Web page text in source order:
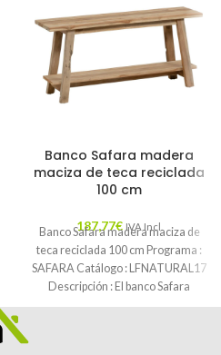
Banco Safara madera
maciza de teca reciclada
100 cm
187,77€ IVA Incl.
Banco Safara madera maciza de
teca reciclada 100 cm Programa :
SAFARA Catálogo : LFNATURAL17
Descripción : El banco Safara